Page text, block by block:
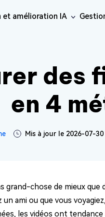
iPad
les données
et amélioration IA
de
de
de
IA
File
IA
approfondi et
de Mac
Boot Genius
problèmes Windows
et
des
en 4
Mis à jour le 2026-07-30
grand-chose de mieux
un ami ou que vous
les vidéos ont